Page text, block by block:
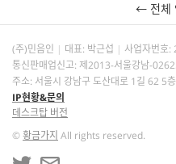
← 전체
(주)민음인 대표: 박근섭 사업자번호:
통신판매업신고: 제2013-서울강남-
주소: 서울시 강남구 도산대로 1길 62 5층
IP현황&문의
데스크탑 버전
©황금가지 All rights reserved.